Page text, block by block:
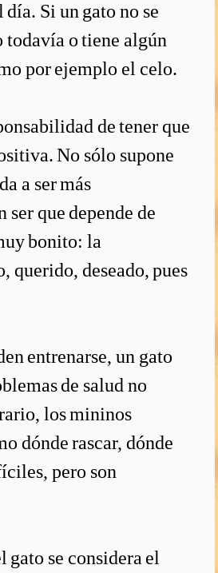
Si un gato no se
todavía o tiene algún
por ejemplo el celo.
de tener que
No sólo supone
a ser más
ser que depende de
bonito: la
querido, deseado, pues
entrenarse, un gato
de salud no
los mininos
dónde rascar, dónde
pero son
gato se considera el